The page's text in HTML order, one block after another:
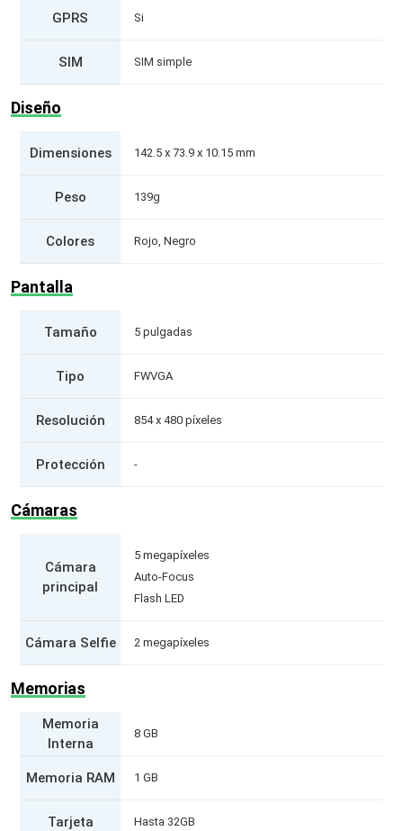
GPRS Si
SIM SIM simple
Diseño
Dimensiones 142.5 x 73.9 x 10.15 mm
Peso 139g
Colores Rojo, Negro
Pantalla
Tamaño 5 pulgadas
Tipo FWVGA
Resolución 854 x 480 píxeles
Protección -
Cámaras
Cámara
principal
5 megapíxeles
Auto-Focus
Flash LED
Cámara Selfie 2 megapíxeles
Memorias
Memoria
Interna
8 GB
Memoria RAM 1 GB
Tarjeta Hasta 32GB